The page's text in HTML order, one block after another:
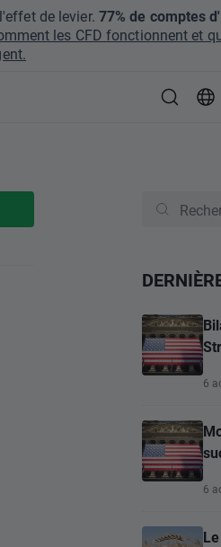
de levier. 77% de comptes
les CFD fonctionnent et
6
6